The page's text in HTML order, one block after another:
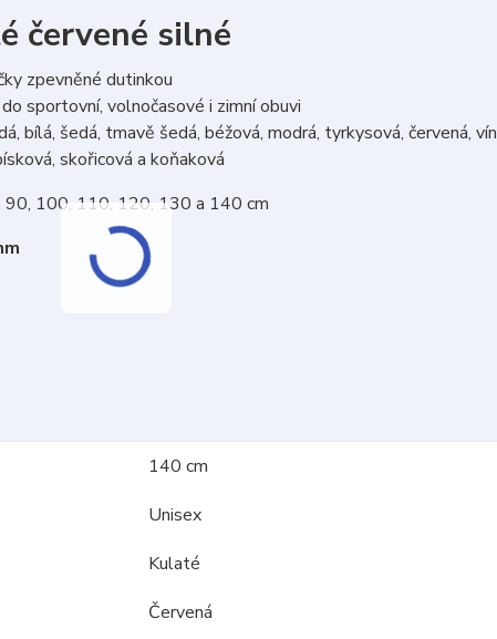
červené silné
zpevněné dutinkou
sportovní, volnočasové i zimní obuvi
bílá, šedá, tmavě šedá, béžová, modrá, tyrkysová, červená,
skořicová a koňaková
90, 100, 110, 120, 130 a 140 cm
140 cm
Unisex
Kulaté
Červená